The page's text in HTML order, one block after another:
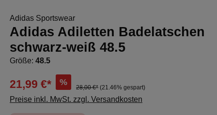
Adidas Sportswear
Adidas Adiletten Badelatschen
schwarz-weiß 48.5
Größe: 48.5
21,99 €* %
28,00 €* (21.46% gespart)
Preise inkl. MwSt. zzgl. Versandkosten